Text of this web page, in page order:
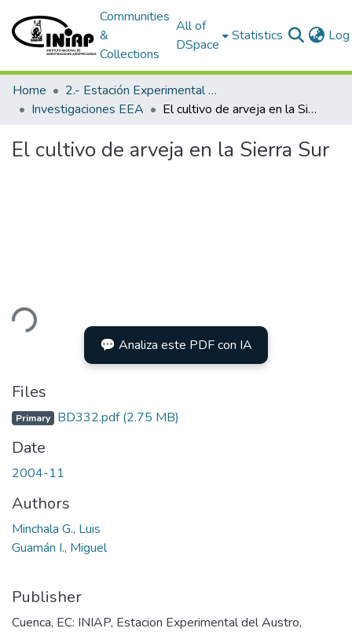
Communities
&
Collections
All of
DSpace
Statistics
Home
2.- Estación Experimental Austro
Investigaciones EEA
El cultivo de arveja en la Sierra Sur
El cultivo de arveja en la Sierra Sur
💬 Analiza este PDF con IA
Files
Primary BD332.pdf(2.75 MB)
Date
2004-11
Authors
Minchala G., Luis
Guamán I., Miguel
Publisher
Cuenca, EC: INIAP, Estacion Experimental del Austro,